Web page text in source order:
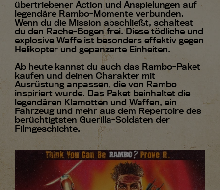
übertriebener Action und Anspielungen auf
legendäre Rambo-Momente verbunden.
Wenn du die Mission abschließt, schaltest
du den Rache-Bogen frei. Diese tödliche und
explosive Waffe ist besonders effektiv gegen
Helikopter und gepanzerte Einheiten.
Ab heute kannst du auch das Rambo-Paket
kaufen und deinen Charakter mit
Ausrüstung anpassen, die von Rambo
inspiriert wurde. Das Paket beinhaltet die
legendären Klamotten und Waffen, ein
Fahrzeug und mehr aus dem Repertoire des
berüchtigtsten Guerilla-Soldaten der
Filmgeschichte.